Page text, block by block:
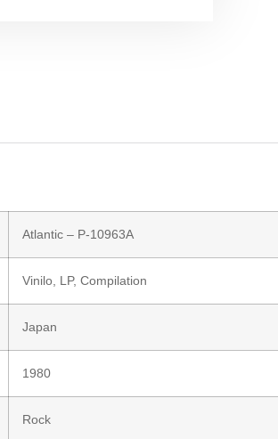
Atlantic – P-10963A
Vinilo , LP, Compilation
Japan
1980
Rock